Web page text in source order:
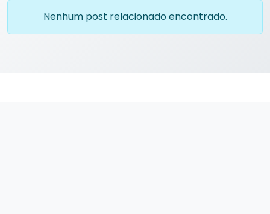
Nenhum post relacionado encontrado.